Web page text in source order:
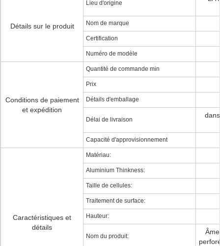
Détails sur le produit
Lieu d'origine
Nom de marque
Certification
Numéro de modèle
Conditions de paiement
et expédition
Quantité de commande min
Prix
Détails d'emballage
Délai de livraison
Capacité d'approvisionnement
Caractéristiques et
détails
Matériau:
Aluminium Thinkness:
Taille de cellules:
Traitement de surface:
Hauteur:
Nom du produit: